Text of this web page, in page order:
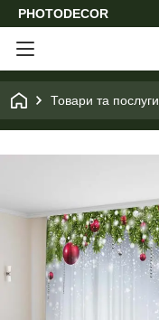
PHOTODECOR
Товари та послуги